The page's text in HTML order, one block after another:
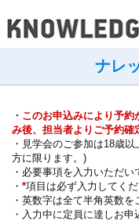
ナレ
・このお申込みにより予
み後、担当者よりご予約確
・見学会のご参加は18歳
方に限ります。)
・必要事項を入力いただい
・ *項目は必ず入力してくだ
・英数字は全て半角英数を
・入力中に定員に達しお